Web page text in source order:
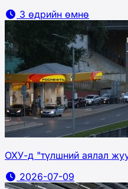
3 өдрийн өмнө
ОХУ-д "түлшний аялал
2026-07-09